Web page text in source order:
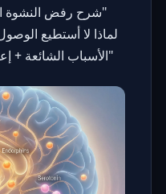
"شرح رفض النشوة الجنسية (الموافقة أولاً)"
الأسباب الشائعة + إعادة ضبط الاستراتيجيات"